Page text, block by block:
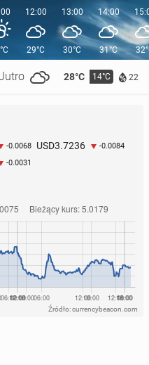
28°C 14°C 22
12:00
29°C
13:00
30°C
14:00
31°C
-0.0068 USD3.7236 -0.0084
-0.0031
Źródło: currencybeacon.com